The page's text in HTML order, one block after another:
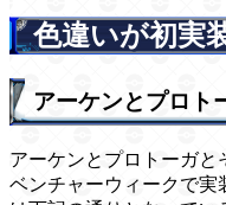
色違いが初実
アーケンとプロト
アーケンとプロトーガと
ベンチャーウィークで実